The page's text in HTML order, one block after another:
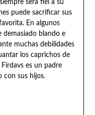
será fiel a su
puede sacrificar sus
En algunos
demasiado blando e
muchas debilidades
los caprichos de
es un padre
con sus hijos.